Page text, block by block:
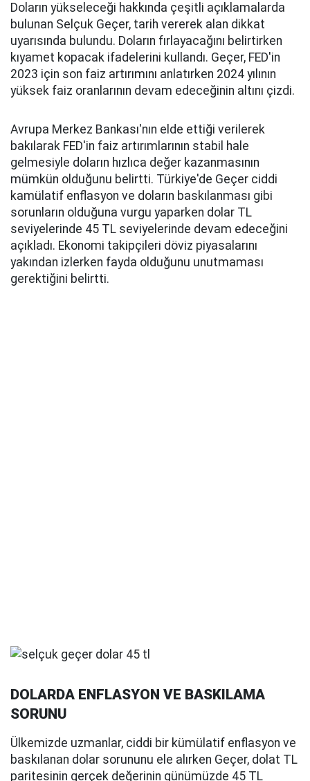
Doların yükseleceği hakkında çeşitli açıklamalarda
bulunan Selçuk Geçer, tarih vererek alan dikkat
uyarısında bulundu. Doların fırlayacağını belirtirken
kıyamet kopacak ifadelerini kullandı. Geçer, FED'in
2023 için son faiz artırımını anlatırken 2024 yılının
yüksek faiz oranlarının devam edeceğinin altını çizdi.
Avrupa Merkez Bankası'nın elde ettiği verilerek
bakılarak FED'in faiz artırımlarının stabil hale
gelmesiyle doların hızlıca değer kazanmasının
mümkün olduğunu belirtti. Türkiye'de Geçer ciddi
kamülatif enflasyon ve doların baskılanması gibi
sorunların olduğuna vurgu yaparken dolar TL
seviyelerinde 45 TL seviyelerinde devam edeceğini
açıkladı. Ekonomi takipçileri döviz piyasalarını
yakından izlerken fayda olduğunu unutmaması
gerektiğini belirtti.
DOLARDA ENFLASYON VE BASKILAMA
SORUNU
Ülkemizde uzmanlar, ciddi bir kümülatif enflasyon ve
baskılanan dolar sorununu ele alırken Geçer, dolat TL
paritesinin gerçek değerinin günümüzde 45 TL